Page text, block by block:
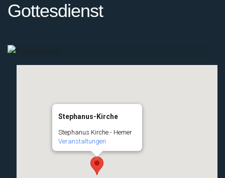
Gottesdienst
Stephanus-Kirche
Stephanus Kirche - Hemer
Veranstaltungen